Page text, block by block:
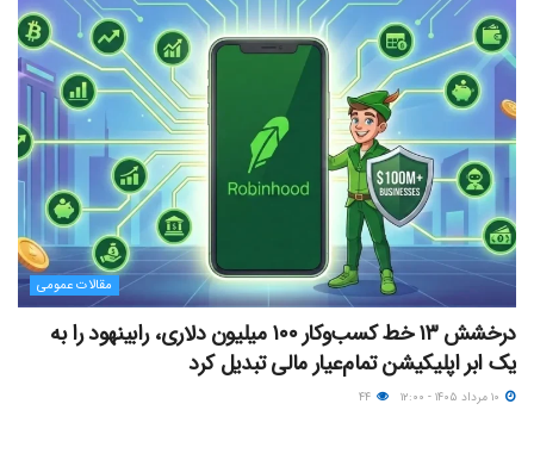
مقالات عمومی
درخشش ۱۳ خط کسب‌وکار ۱۰۰ میلیون دلاری، رابینهود را به
یک ابر اپلیکیشن تمام‌عیار مالی تبدیل کرد